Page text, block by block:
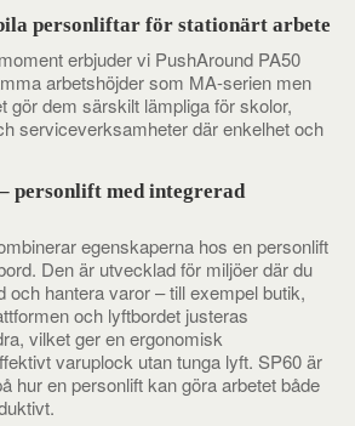
personliftar för stationärt arbete
erbjuder vi PushAround PA50
arbetshöjder som MA-serien men
gör dem särskilt lämpliga för skolor,
serviceverksamheter där enkelhet och
personlift med integrerad
egenskaperna hos en personlift
Den är utvecklad för miljöer där du
och hantera varor – till exempel butik,
och lyftbordet justeras
vilket ger en ergonomisk
varuplock utan tunga lyft. SP60 är
hur en personlift kan göra arbetet både